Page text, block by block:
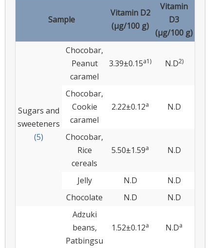
Sample
Vitamin D2
(μg/100 g)
Vitamin
D3
(μg/100 g)
Sugars and
sweeteners
(5)
Chocobar,
Peanut
caramel
3.39±0.15a1) N.D2)
Chocobar,
Cookie
caramel
2.22±0.12a N.D
Chocobar,
Rice
cereals
5.50±1.59a N.D
Jelly N.D
N.D
Chocolate
N.D N.D
Adzuki
beans,
Patbingsu
1.52±0.12a N.Da